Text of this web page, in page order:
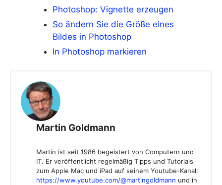
Photoshop: Vignette erzeugen
So ändern Sie die Größe eines
Bildes in Photoshop
In Photoshop markieren
Martin Goldmann
Martin ist seit 1986 begeistert von Computern und
IT. Er veröffentlicht regelmäßig Tipps und Tutorials
zum Apple Mac und iPad auf seinem Youtube-Kanal:
https://www.youtube.com/@martingoldmann und in